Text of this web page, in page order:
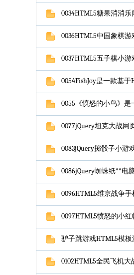
0034HTML5糖果消消
0036HTML5中国象棋
0037HTML5五子棋小
0054FishJoy是一款基
0055《愤怒的小鸟》
0077jQuery坦克大战网
0083jQuery掷骰子小游
0086jQuery蜘蛛纸**电
0096HTML5维京战争
0097HTML5愤怒的小
驴子跳游戏HTML5模
0102HTML5全民飞机